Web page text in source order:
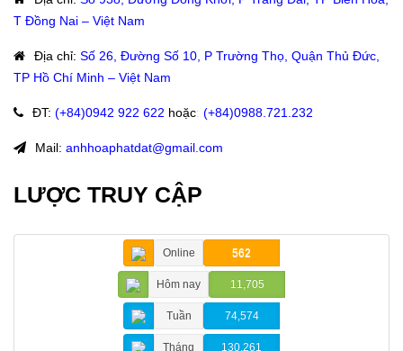
T Đồng Nai – Việt Nam
Địa chỉ: Số 26, Đường Số 10, P Trường Thọ, Quận Thủ Đức,
TP Hồ Chí Minh – Việt Nam
ĐT: (+84)0942 922 622 hoặc: (+84)0988.721.232
Mail: anhhoaphatdat@gmail.com
LƯỢC TRUY CẬP
Online 562
Hôm nay 11,705
Tuần 74,574
Tháng 130,261